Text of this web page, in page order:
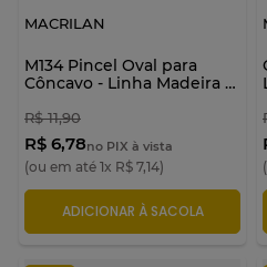
MACRILAN
M134 Pincel Oval para
Côncavo - Linha Madeira -
R$ 11,90
R$ 6,78no PIX à vista
(ou em até 1x R$ 7,14)
ADICIONAR À SACOLA